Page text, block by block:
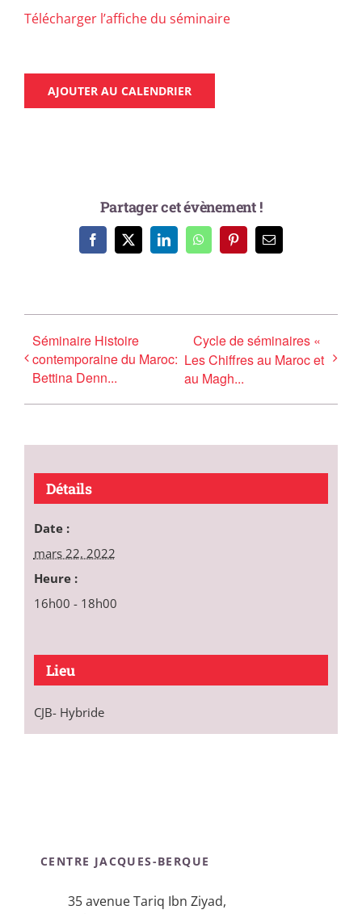
Télécharger l’affiche du séminaire
AJOUTER AU CALENDRIER
Partager cet évènement !
Facebook
X LinkedInWhatsAppPinterestEmail
Séminaire Histoire
contemporaine du Maroc:
Bettina Denn...
Cycle de séminaires «
Les Chiffres au Maroc et
au Magh...
Détails
Date :
mars 22, 2022
Heure :
16h00 - 18h00
Lieu
CJB- Hybride
CENTRE JACQUES-BERQUE
35 avenue Tariq Ibn Ziyad,